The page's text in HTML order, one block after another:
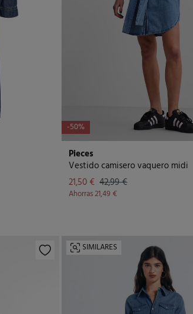
-50%
Pieces
Vestido camisero vaquero midi
21,50 € 42,99 €
Ahorras21,49 €
SIMILARES